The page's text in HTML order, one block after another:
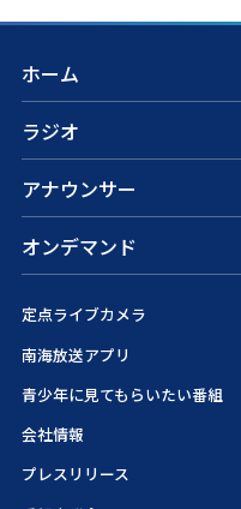
ホーム
ラジオ
アナウンサー
オンデマンド
定点ライブカメラ
南海放送アプリ
青少年に見てもらいたい番組
会社情報
プレスリリース